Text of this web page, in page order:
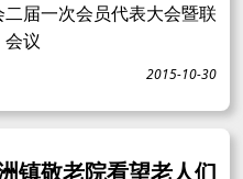
届一次会员代表大会暨联
议
2015-10-30
敬老院看望老人们